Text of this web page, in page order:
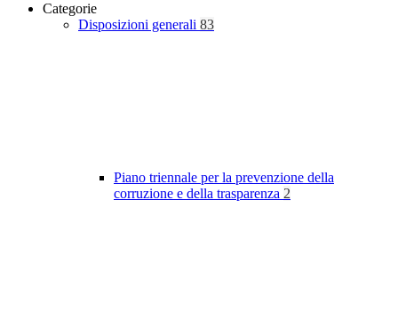
Categorie
Disposizioni generali 83
Piano triennale per la prevenzione della
corruzione e della trasparenza 2